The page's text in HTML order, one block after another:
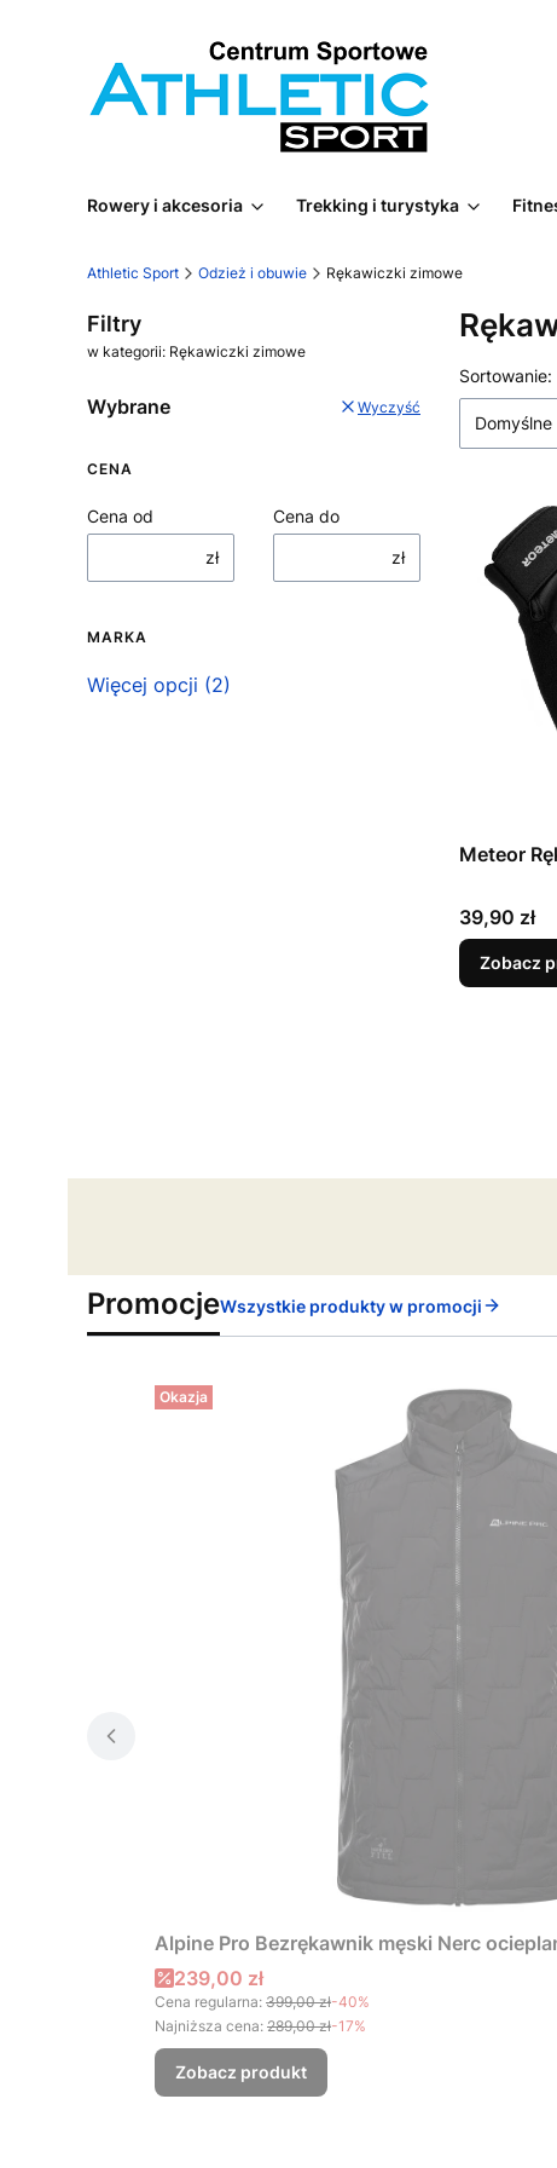
Rowery i akcesoria Trekking i turystyka
Athletic Sport Odzież i obuwie Rękawiczki zimowe
Filtry
w kategorii: Rękawiczki zimowe
Wybrane Wyczyść
CENA
Cena od
zł
Cena do
zł
MARKA
Marka
Więcej opcji (2)
Lista
Sortowanie:
Domyślne
Meteor
Cena
39,90 zł
Zobacz
PromocjeWszystkie produkty w promocji
Okazja
Alpine Pro Bezrękawnik męski Nerc
Cena promocyjna
239,00 zł
Cena regularna: 399,00 zł-40%
Najniższa cena: 289,00 zł-17%
Zobacz produkt